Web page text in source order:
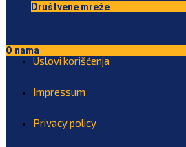
Društvene mreže
O nama
Uslovi korišćenja
Impressum
Privacy policy